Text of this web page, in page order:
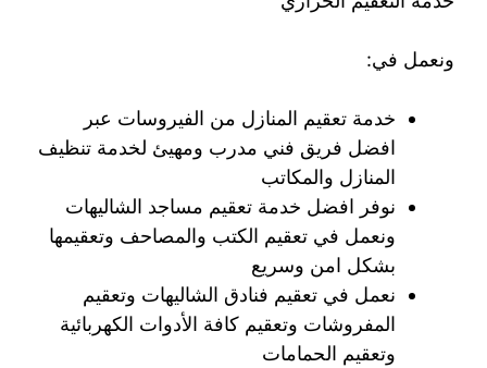
ونعمل في:
خدمة تعقيم المنازل من الفيروسات عبر
افضل فريق فني مدرب ومهيئ لخدمة تنظيف
المنازل والمكاتب
نوفر افضل خدمة تعقيم مساجد الشاليهات
ونعمل في تعقيم الكتب والمصاحف وتعقيمها
بشكل امن وسريع
نعمل في تعقيم فنادق الشاليهات وتعقيم
المفروشات وتعقيم كافة الأدوات الكهربائية
وتعقيم الحمامات